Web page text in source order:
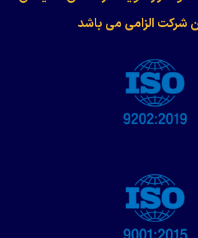
شرکت الزامی می باشد